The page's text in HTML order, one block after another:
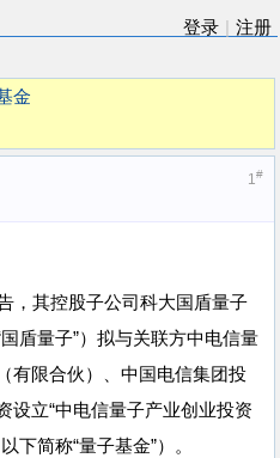
登录
注册
金
1#
，其控股子公司科大国盾量子
盾量子”）拟与关联方中电信量
有限合伙）、中国电信集团投
设立“中电信量子产业创业投资
下简称“量子基金”）。